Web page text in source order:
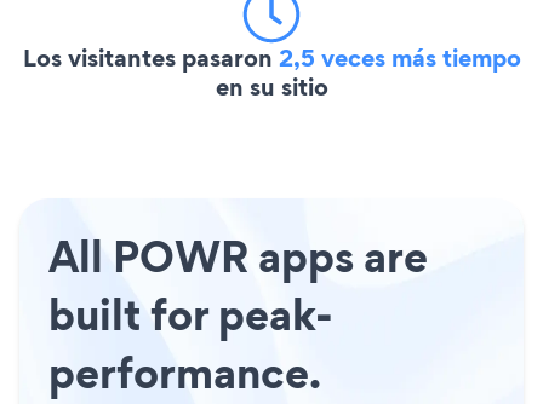
Los visitantes pasaron 2,5 veces más tiempo
en su sitio
All POWR apps are
built for peak-
performance.